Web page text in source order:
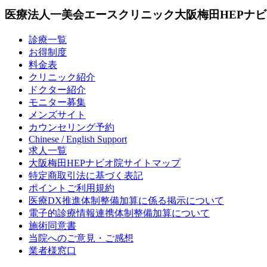
医療法人一美会エースクリニック大阪梅田HEPナ
診療一覧
お得制度
料金表
クリニック紹介
ドクター紹介
モニター募集
メンズサイト
カウンセリング予約
Chinese / English Support
求人一覧
大阪梅田HEPナビオ院サイトマップ
特定商取引法に基づく表記
ポイントご利用規約
医療DX推進体制整備加算に係る掲示について
電子的診療情報連携体制整備加算について
施術同意書
当院へのご意見・ご感想
業者様窓口